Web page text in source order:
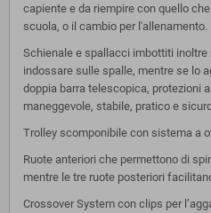
capiente e da riempire con quello
scuola, o il cambio per l'allenamento.
Schienale e spallacci imbottiti inoltre
indossare sulle spalle, mentre se lo
doppia barra telescopica, protezioni
maneggevole, stabile, pratico e
Trolley scomponibile con sistema a
Ruote anteriori che permettono di
mentre le tre ruote posteriori
Crossover System con clips per